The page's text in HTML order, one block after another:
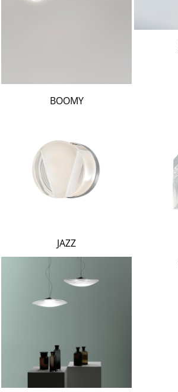
BOOMY
JAZZ